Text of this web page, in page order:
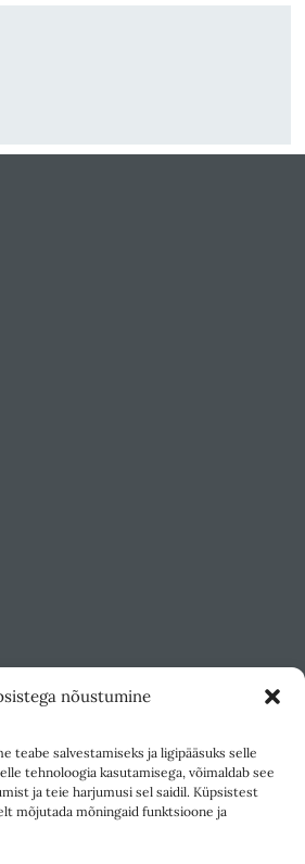
nõustumine
teabe salvestamiseks ja ligipääsuks selle
tehnoloogia kasutamisega, võimaldab see
ja teie harjumusi sel saidil. Küpsistest
mõjutada mõningaid funktsioone ja